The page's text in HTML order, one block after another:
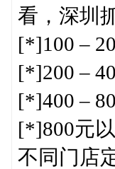
看，深圳
[*]100 –
[*]200 –
[*]400 –
[*]800元
不同门店